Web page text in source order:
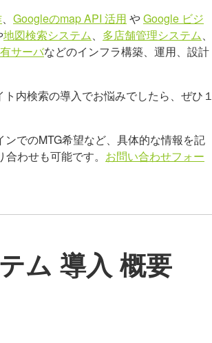
、 Googleのmap API 活用 やGoogle ビジ
地図検索システム、 多店舗管理システム、
サーバなどのインフラ構築、運用、設計
内検索の導入でお悩みでしたら、ぜひ１
でのMTG希望など、具体的な情報を記
わせも可能です。 お問い合わせフォー
ム 導入 概要